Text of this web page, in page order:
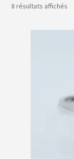
Nous contacter
8 résultats affichésTrié